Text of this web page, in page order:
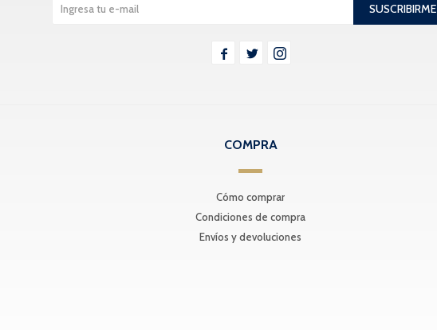
COMPRA
Cómo comprar
Condiciones de compra
Envíos y devoluciones
SUSCRIBIRME
  